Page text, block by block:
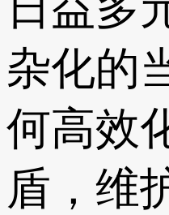
杂化的
何高效
盾，维